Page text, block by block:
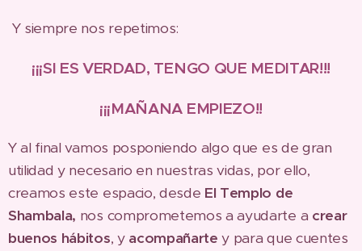
Y siempre nos repetimos:
¡¡¡SI ES VERDAD, TENGO QUE MEDITAR!!!
¡¡¡MAÑANA EMPIEZO!!
Y al final vamos posponiendo algo que es de gran
utilidad y necesario en nuestras vidas, por ello,
creamos este espacio, desde El Templo de
Shambala, nos comprometemos a ayudarte a crear
buenos hábitos, y acompañartey para que cuentes